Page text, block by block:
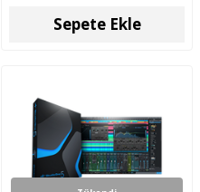
Sepete Ekle